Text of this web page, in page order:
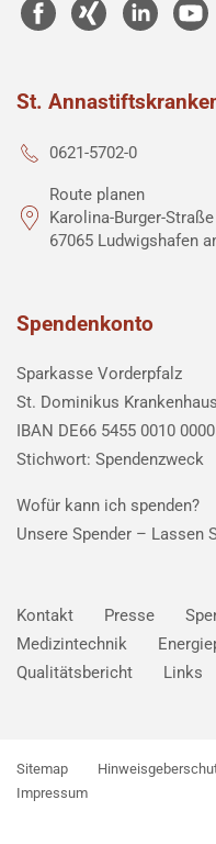
St.
0621-5702-0
Route planen
Karolina-Burger-Straße
67065 Ludwigshafen
Spendenkonto
Sparkasse Vorderpfalz
St. Dominikus
IBAN DE66 5455 0010
Stichwort: Spendenzweck
Wofür kann ich spenden?
Unsere Spender – Lassen
Kontakt Presse
Medizintechnik
Qualitätsbericht
Links
Sitemap
Impressum